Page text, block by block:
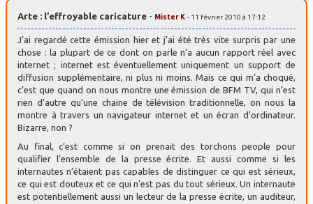
Arte : l’effroyable caricature - Mister K - 11 février 2010 à 17:12
J’ai regardé cette émission hier et j’ai été très vite surpris par une
chose : la plupart de ce dont on parle n’a aucun rapport réel avec
internet ; internet est éventuellement uniquement un support de
diffusion supplémentaire, ni plus ni moins. Mais ce qui m’a choqué,
c’est que quand on nous montre une émission de BFM TV, qui n’est
rien d’autre qu’une chaine de télévision traditionnelle, on nous la
montre à travers un navigateur internet et un écran d’ordinateur.
Bizarre, non ?
Au final, c’est comme si on prenait des torchons people pour
qualifier l’ensemble de la presse écrite. Et aussi comme si les
internautes n’étaient pas capables de distinguer ce qui est sérieux,
ce qui est douteux et ce qui n’est pas du tout sérieux. Un internaute
est potentiellement aussi un lecteur de la presse écrite, un auditeur,